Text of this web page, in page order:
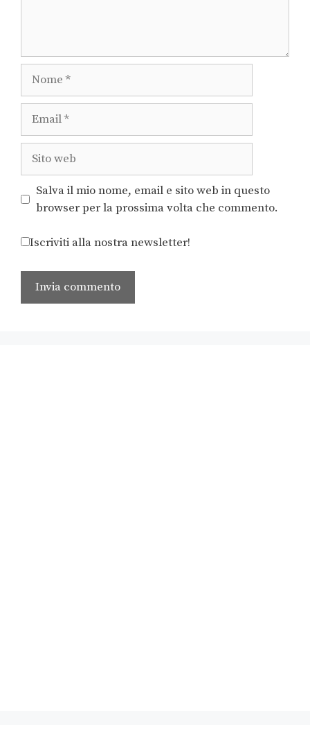
Salva il mio nome, email e sito web in questo
browser per la prossima volta che commento.
Iscriviti alla nostra newsletter!